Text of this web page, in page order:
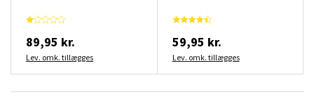
89,95 kr.
Lev. omk. tillægges
59,95 kr.
Lev. omk. tillægges